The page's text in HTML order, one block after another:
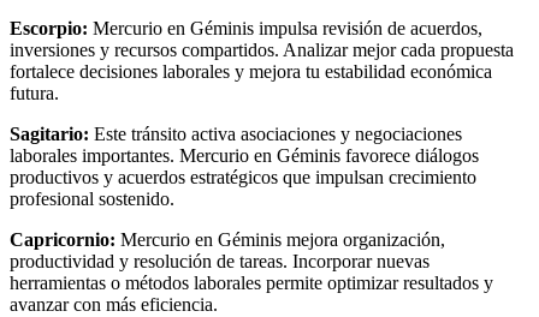
Escorpio: Mercurio en Géminis impulsa revisión de acuerdos,
inversiones y recursos compartidos. Analizar mejor cada propuesta
fortalece decisiones laborales y mejora tu estabilidad económica
futura.
Sagitario: Este tránsito activa asociaciones y negociaciones
laborales importantes. Mercurio en Géminis favorece diálogos
productivos y acuerdos estratégicos que impulsan crecimiento
profesional sostenido.
Capricornio: Mercurio en Géminis mejora organización,
productividad y resolución de tareas. Incorporar nuevas
herramientas o métodos laborales permite optimizar resultados y
avanzar con más eficiencia.